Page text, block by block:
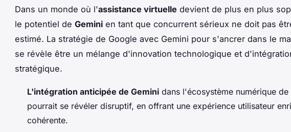
Dans un monde où l'assistance virtuelle devient de plus en plus
le potentiel de Gemini en tant que concurrent sérieux ne doit pas
estimé. La stratégie de Google avec Gemini pour s'ancrer dans le
se révèle être un mélange d'innovation technologique et
stratégique.
L'intégration anticipée de Gemini dans l'écosystème numérique de
pourrait se révéler disruptif, en offrant une expérience utilisateur
cohérente.